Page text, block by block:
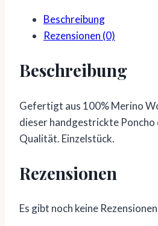
MengeBeschreibung
Rezensionen (0)
Beschreibung
Gefertigt aus 100% Merino
dieser handgestrickte Poncho
Qualität. Einzelstück.
Rezensionen
Es gibt noch keine